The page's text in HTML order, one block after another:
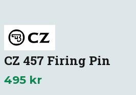
CZ 457 Firing Pin
495 kr